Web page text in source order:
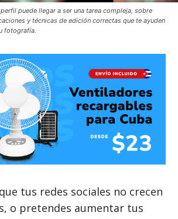
puede llegar a ser una tarea compleja, sobre
y técnicas de edición correctas que te ayuden
fotografía.
tus redes sociales no crecen
o pretendes aumentar tus